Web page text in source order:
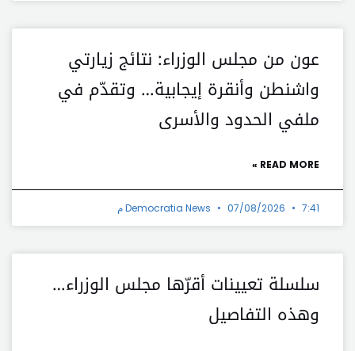
عون من مجلس الوزراء: نتائج زيارتي
واشنطن وأنقرة إيجابية… وتقدّم في
ملفي الحدود والأسرى
READ MORE »
Democratia News 07/08/2026 7:41 م
سلسلة تعيينات أقرّها مجلس الوزراء…
وهذه التفاصيل